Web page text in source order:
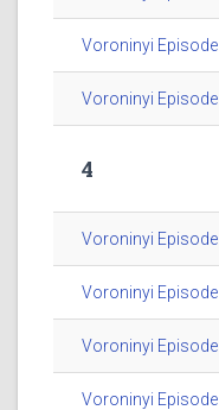
Voroninyi
Voroninyi
4
Voroninyi
Voroninyi
Voroninyi
Voroninyi